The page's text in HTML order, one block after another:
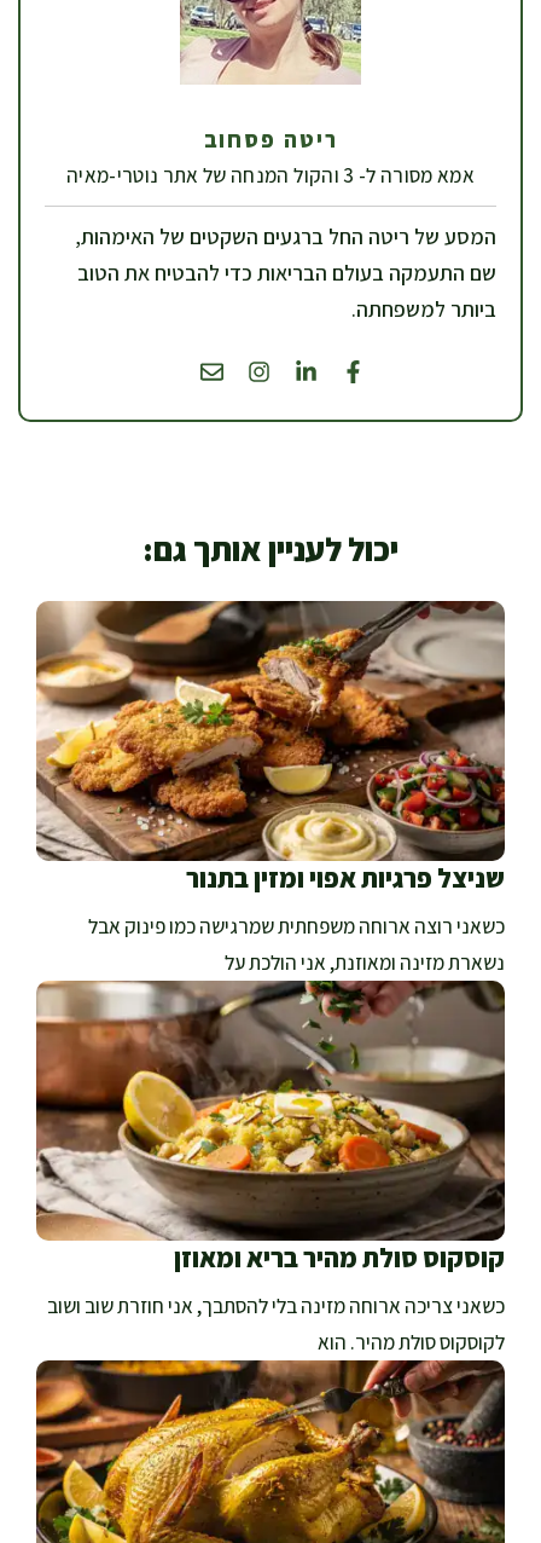
ריטה פסחוב
אמא מסורה ל- 3 והקול המנחה של אתר נוטרי-מאיה
המסע של ריטה החל ברגעים השקטים של האימהות,
שם התעמקה בעולם הבריאות כדי להבטיח את הטוב
ביותר למשפחתה.
יכול לעניין אותך גם:
שניצל פרגיות אפוי ומזין בתנור
כשאני רוצה ארוחה משפחתית שמרגישה כמו פינוק אבל
נשארת מזינה ומאוזנת, אני הולכת על
קוסקוס סולת מהיר בריא ומאוזן
כשאני צריכה ארוחה מזינה בלי להסתבך, אני חוזרת שוב ושוב
לקוסקוס סולת מהיר. הוא